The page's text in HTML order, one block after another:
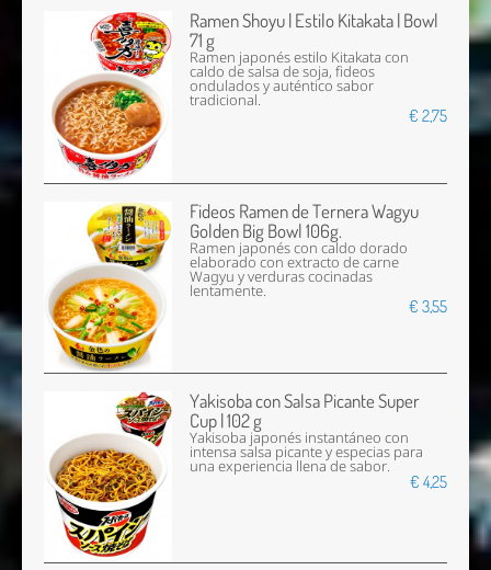
Ramen Shoyu | Estilo Kitakata | Bowl
71 g
Ramen japonés estilo Kitakata con
caldo de salsa de soja, fideos
ondulados y auténtico sabor
tradicional.
€ 2,75
Fideos Ramen de Ternera Wagyu
Golden Big Bowl 106g.
Ramen japonés con caldo dorado
elaborado con extracto de carne
Wagyu y verduras cocinadas
lentamente.
€ 3,55
Yakisoba con Salsa Picante Super
Cup | 102 g
Yakisoba japonés instantáneo con
intensa salsa picante y especias para
una experiencia llena de sabor.
€ 4,25